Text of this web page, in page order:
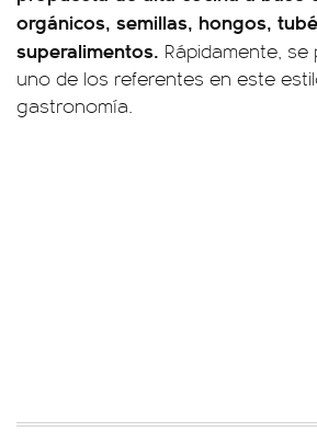
orgánicos, semillas, hongos,
superalimentos. Rápidamente,
uno de los referentes en este
gastronomía.